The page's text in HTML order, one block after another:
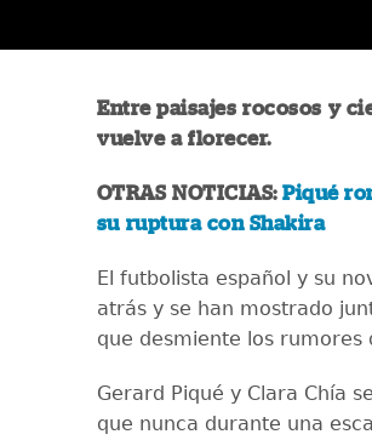
Entre paisajes rocosos y
vuelve a florecer.
OTRAS NOTICIAS:Piqué
su ruptura con Shakira
El futbolista español y su
atrás y se han mostrado
que desmiente los rumores
Gerard Piqué y Clara Chía
que nunca durante una